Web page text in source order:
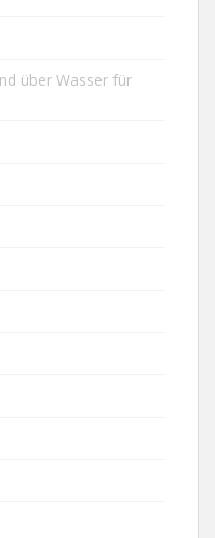
über Wasser für